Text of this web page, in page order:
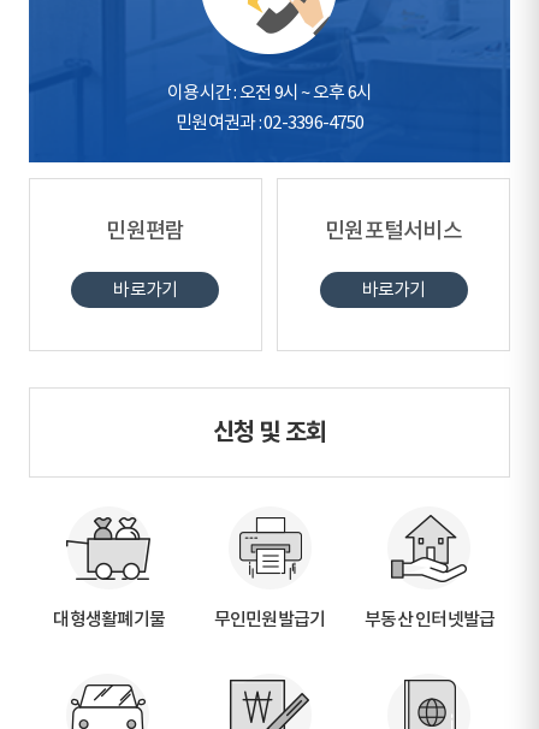
이용시간 : 오전 9시 ~ 오후 6시
민원여권과 : 02-3396-4750
민원편람
바로가기
민원포털서비스
바로가기
신청 및 조회
대형생활폐기물 무인민원발급기 부동산 인터넷발급